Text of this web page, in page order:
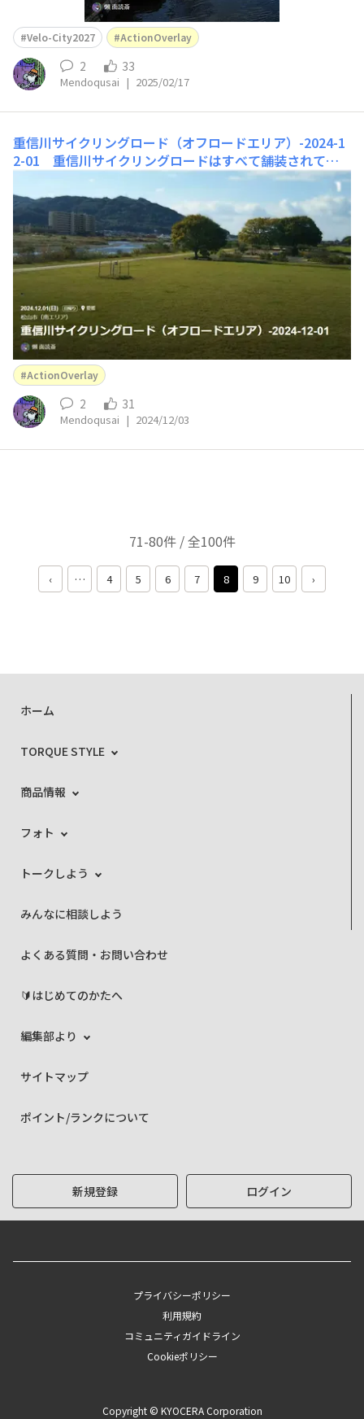
Velo-City2027 ActionOverlay
2 33
Mendoqusai | 2025/02/17
重信川サイクリングロード（オフロードエリア）-2024-1
2-01
重信川サイクリングロードはすべて舗装されてい
るのですが、 森松付近の土手下の公園にはオフロードも
あります。 いつものクロスバイクではなくマウンテンバ
イクで走ってみました。 久米エリアと合わせてどうぞ40
分くらいありますが ショートは後程 &nb
ActionOverlay
2 31
Mendoqusai | 2024/12/03
71-80件 / 全100件
‹ … 4 5 6 7 8 9 10 ›
ホーム
TORQUE STYLE
商品情報
フォト
トークしよう
みんなに相談しよう
よくある質問・お問い合わせ
🔰はじめてのかたへ
編集部より
サイトマップ
ポイント/ランクについて
新規登録 ログイン
プライバシーポリシー
利用規約
コミュニティガイドライン
Cookieポリシー
Copyright © KYOCERA Corporation